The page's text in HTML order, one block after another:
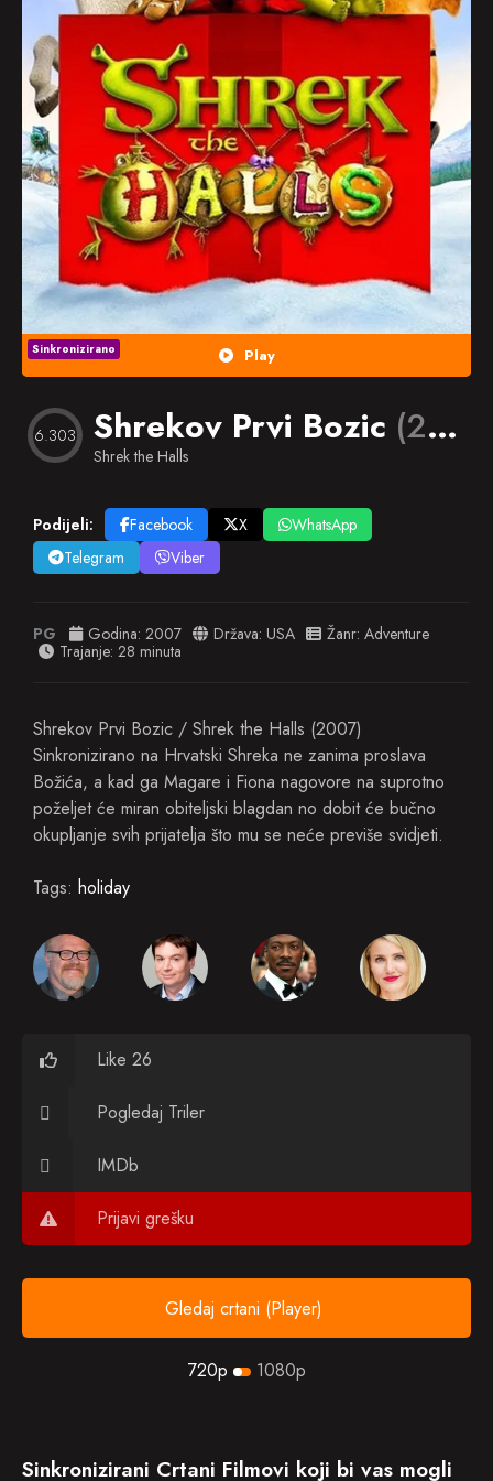
Popularno
Nasumično
Favorites
Play
Sinkronizirano
6.303 Shrekov Prvi Bozic (2007)
Shrek the Halls
Podijeli: Facebook X
WhatsApp
Telegram
Viber
PG Godina: 2007 Država: USA Žanr: Adventure
Trajanje: 28 minuta
Shrekov Prvi Bozic / Shrek the Halls (2007)
Sinkronizirano na Hrvatski Shreka ne zanima proslava
Božića, a kad ga Magare i Fiona nagovore na suprotno
poželjet će miran obiteljski blagdan no dobit će bučno
okupljanje svih prijatelja što mu se neće previše svidjeti.
Tags: holiday
Like 26
Pogledaj Triler
IMDb
Prijavi grešku
Gledaj crtani (Player)
720p 1080p
Sinkronizirani Crtani Filmovi koji bi vas mogli